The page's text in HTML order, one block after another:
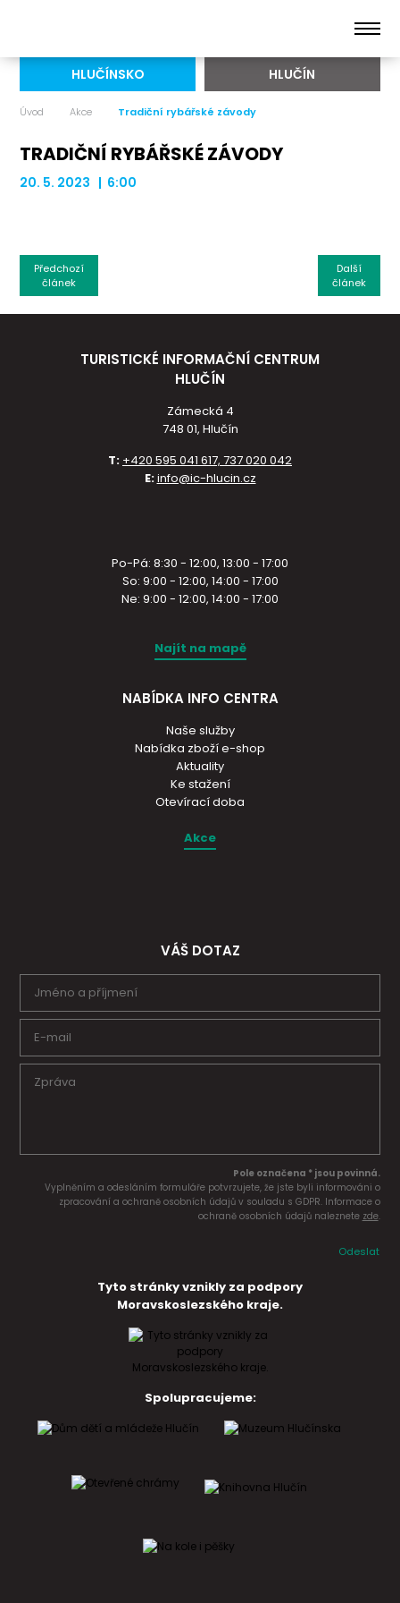
HLUČÍNSKO HLUČÍN
Úvod Akce Tradiční rybářské závody
TRADIČNÍ RYBÁŘSKÉ ZÁVODY
20. 5. 2023 | 6:00
Další
článek
Předchozí
článek
TURISTICKÉ INFORMAČNÍ CENTRUM
HLUČÍN
Zámecká 4
748 01, Hlučín
T: +420 595 041 617, 737 020 042
E:info@ic-hlucin.cz
Po-Pá: 8:30 - 12:00, 13:00 - 17:00
So: 9:00 - 12:00, 14:00 - 17:00
Ne: 9:00 - 12:00, 14:00 - 17:00
Najít na mapě
NABÍDKA INFO CENTRA
Naše služby
Nabídka zboží e-shop
Aktuality
Ke stažení
Otevírací doba
Akce
VÁŠ DOTAZ
Pole označena * jsou povinná.
Vyplněním a odesláním formuláře potvrzujete, že jste byli informováni o
zpracování a ochraně osobních údajů v souladu s GDPR. Informace o
ochraně osobních údajů naleznete zde.
Odeslat
Tyto stránky vznikly za podpory
Moravskoslezského kraje.
Spolupracujeme: